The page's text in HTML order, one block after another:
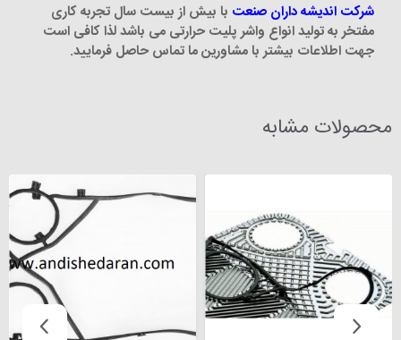
شرکت اندیشه داران صنعت با بیش از بیست سال تجربه کاری
مفتخر به تولید انواع واشر پلیت حرارتی می باشد لذا کافی است
جهت اطلاعات بیشتر با مشاورین ما تماس حاصل فرمایید.
محصولات مشابه